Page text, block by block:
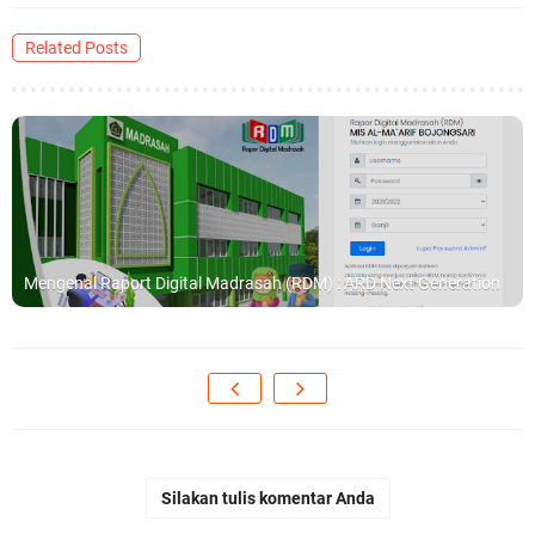
Related Posts
Mengenal Raport Digital Madrasah (RDM) : ARD Next Generation
Silakan tulis komentar Anda